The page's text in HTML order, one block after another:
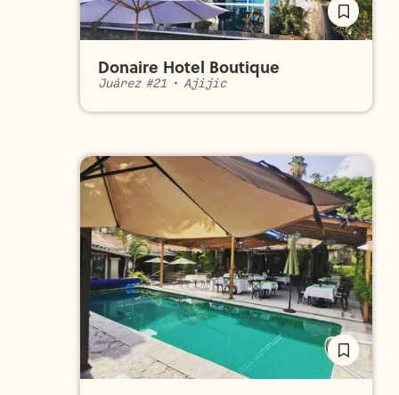
Donaire Hotel Boutique
Juárez #21 • Ajijic